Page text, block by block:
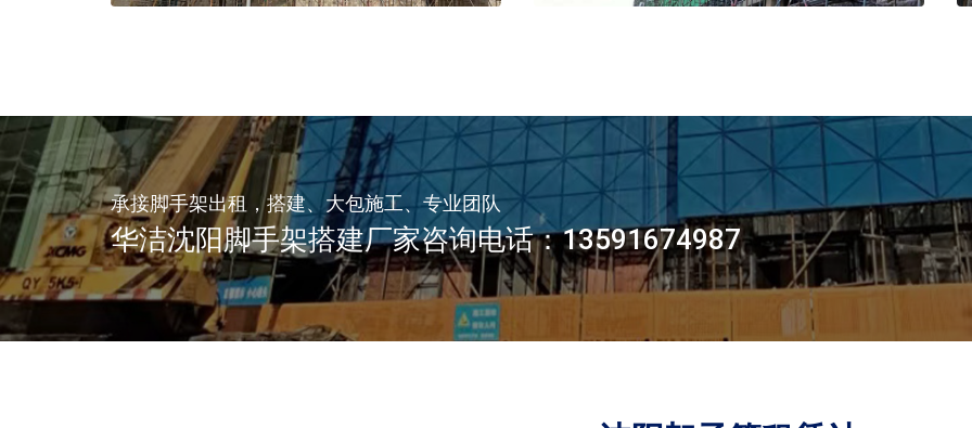
承接脚手架出租，搭建、大包施工、专业团队
华洁沈阳脚手架搭建厂家咨询电话：13591674987